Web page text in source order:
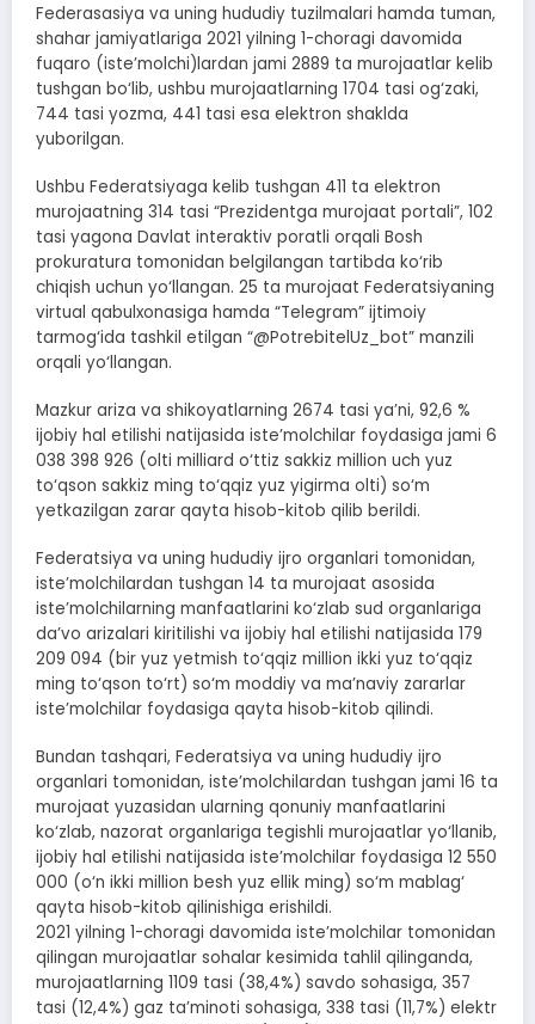
Federasasiya va uning hududiy tuzilmalari hamda tuman,
shahar jamiyatlariga 2021 yilning 1-choragi davomida
fuqaro (iste’molchi)lardan jami 2889 ta murojaatlar kelib
tushgan bo‘lib, ushbu murojaatlarning 1704 tasi og‘zaki,
744 tasi yozma, 441 tasi esa elektron shaklda
yuborilgan.
Ushbu Federatsiyaga kelib tushgan 411 ta elektron
murojaatning 314 tasi “Prezidentga murojaat portali”, 102
tasi yagona Davlat interaktiv poratli orqali Bosh
prokuratura tomonidan belgilangan tartibda ko‘rib
chiqish uchun yo‘llangan. 25 ta murojaat Federatsiyaning
virtual qabulxonasiga hamda “Telegram” ijtimoiy
tarmog‘ida tashkil etilgan “@PotrebitelUz_bot” manzili
orqali yo‘llangan.
Mazkur ariza va shikoyatlarning 2674 tasi ya’ni, 92,6 %
ijobiy hal etilishi natijasida iste’molchilar foydasiga jami 6
038 398 926 (olti milliard o‘ttiz sakkiz million uch yuz
to‘qson sakkiz ming to‘qqiz yuz yigirma olti) so‘m
yetkazilgan zarar qayta hisob-kitob qilib berildi.
Federatsiya va uning hududiy ijro organlari tomonidan,
iste’molchilardan tushgan 14 ta murojaat asosida
iste’molchilarning manfaatlarini ko‘zlab sud organlariga
da’vo arizalari kiritilishi va ijobiy hal etilishi natijasida 179
209 094 (bir yuz yetmish to‘qqiz million ikki yuz to‘qqiz
ming to‘qson to‘rt) so‘m moddiy va ma’naviy zararlar
iste’molchilar foydasiga qayta hisob-kitob qilindi.
Bundan tashqari, Federatsiya va uning hududiy ijro
organlari tomonidan, iste’molchilardan tushgan jami 16 ta
murojaat yuzasidan ularning qonuniy manfaatlarini
ko‘zlab, nazorat organlariga tegishli murojaatlar yo‘llanib,
ijobiy hal etilishi natijasida iste’molchilar foydasiga 12 550
000 (o‘n ikki million besh yuz ellik ming) so‘m mablag‘
qayta hisob-kitob qilinishiga erishildi.
2021 yilning 1-choragi davomida iste’molchilar tomonidan
qilingan murojaatlar sohalar kesimida tahlil qilinganda,
murojaatlarning 1109 tasi (38,4%) savdo sohasiga, 357
tasi (12,4%) gaz ta’minoti sohasiga, 338 tasi (11,7%) elektr